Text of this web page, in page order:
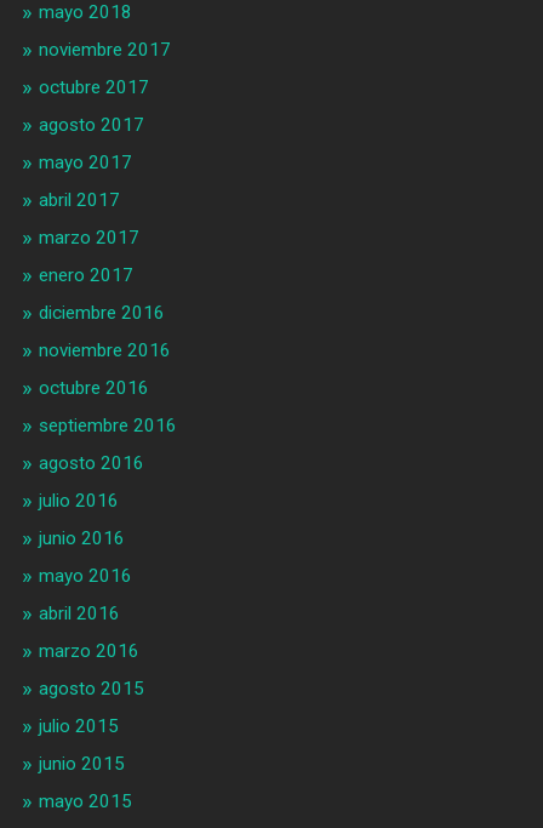
mayo 2018
noviembre 2017
octubre 2017
agosto 2017
mayo 2017
abril 2017
marzo 2017
enero 2017
diciembre 2016
noviembre 2016
octubre 2016
septiembre 2016
agosto 2016
julio 2016
junio 2016
mayo 2016
abril 2016
marzo 2016
agosto 2015
julio 2015
junio 2015
mayo 2015